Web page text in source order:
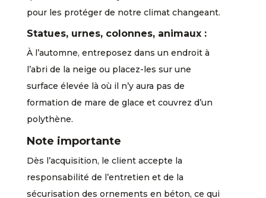
pour les protéger de notre climat changeant.
Statues, urnes, colonnes, animaux :
À l’automne, entreposez dans un endroit à
l’abri de la neige ou placez-les sur une
surface élevée là où il n’y aura pas de
formation de mare de glace et couvrez d’un
polythène.
Note importante
Dès l’acquisition, le client accepte la
responsabilité de l’entretien et de la
sécurisation des ornements en béton, ce qui